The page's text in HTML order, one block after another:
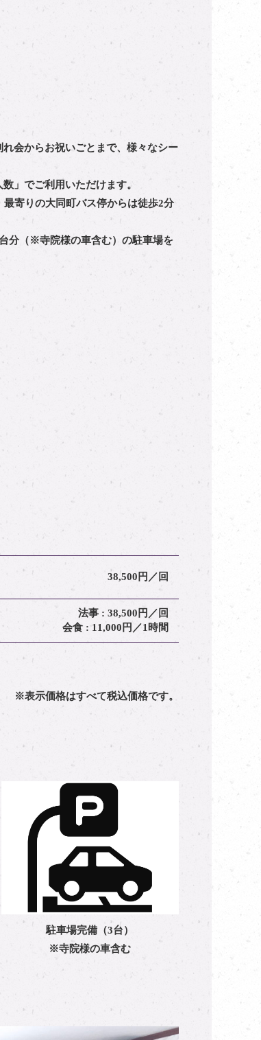
会からお祝いごとまで、様々なシー
」でご利用いただけます。
寄りの大同町バス停からは徒歩2分
分（※寺院様の車含む）の駐車場を
38,500円／回
法事 : 38,500円／回
会食 : 11,000円／1時間
※表示価格はすべて税込価格です。
駐車場完備（3台）
※寺院様の車含む